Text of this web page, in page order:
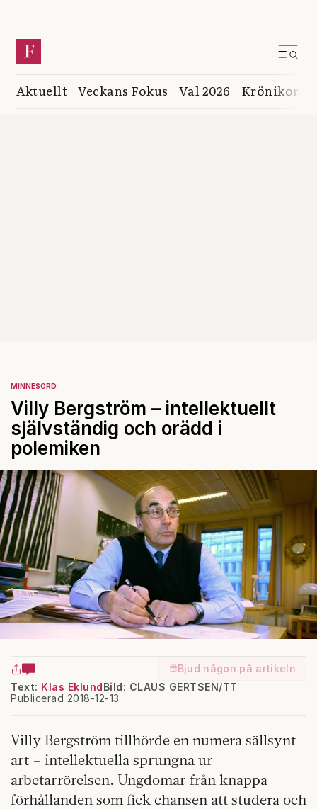
Aktuellt Veckans Fokus Val 2026 Krönikor
MINNESORD
Villy Bergström – intellektuellt
självständig och orädd i
polemiken
Bjud någon på artikeln
Text: Klas Eklund
Publicerad 2018-12-13
Bild: CLAUS GERTSEN/TT
Villy Bergström tillhörde en numera sällsynt
art – intellektuella sprungna ur
arbetarrörelsen. Ungdomar från knappa
förhållanden som fick chansen att studera och